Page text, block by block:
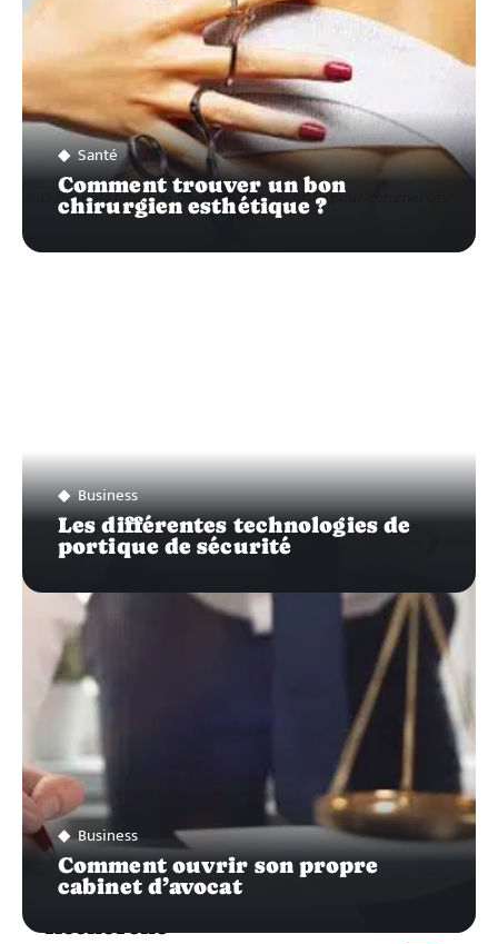
Santé
Comment trouver un bon
chirurgien esthétique ?
Business
Les différentes technologies de
portique de sécurité
Business
Comment ouvrir son propre
cabinet d’avocat